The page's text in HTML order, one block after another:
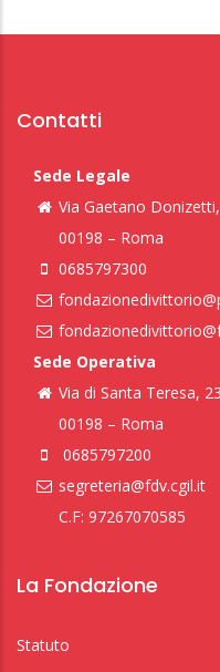
Contatti
Sede Legale
Via Gaetano
00198 – Roma
0685797300
Sede Operativa
Via di Santa Teresa, 23
00198 – Roma
0685797200
segreteria@fdv.cgil.it
C.F: 97267070585
La Fondazione
Statuto